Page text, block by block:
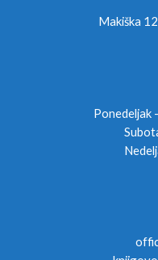
Makiška
Ponedeljak